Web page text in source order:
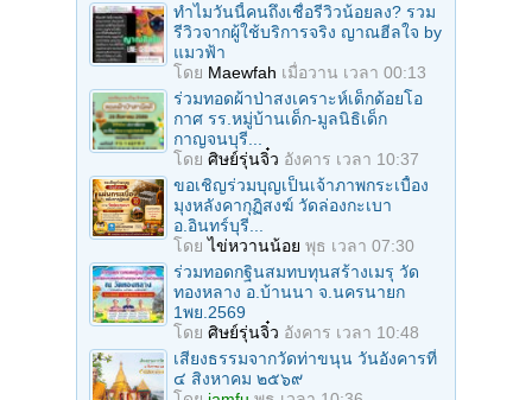
ทำไมวันนี้คนถึงเชื่อรีวิวน้อยลง? รวม
รีวิวจากผู้ใช้บริการจริง ญาณฮีลใจ by
แมวฟ้า
โดย Maewfah เมื่อวาน เวลา 00:13
ร่วมทอดผ้าป่าสงเคราะห์เด็กด้อยโอ
กาศ รร.หมู่บ้านเด็ก-มูลนิธิเด็ก
กาญจนบุรี...
โดย ศิษย์รุ่นจิ๋ว อังคาร เวลา 10:37
ขอเชิญร่วมบุญเป็นเจ้าภาพกระเบื้อง
มุงหลังคากุฏิสงฆ์ วัดล่องกะเบา
อ.อินทร์บุรี...
โดยไข่หวานน้อย พุธ เวลา 07:30
ร่วมทอดกฐินสมทบทุนสร้างเมรุ วัด
ทองหลาง อ.บ้านนา จ.นครนายก
1พย.2569
โดย ศิษย์รุ่นจิ๋ว อังคาร เวลา 10:48
เสียงธรรมจากวัดท่าขนุน วันอังคารที่
๔ สิงหาคม ๒๕๖๙